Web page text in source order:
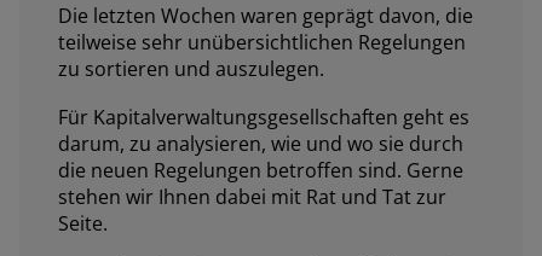
Die letzten Wochen waren geprägt davon, die
teilweise sehr unübersichtlichen Regelungen
zu sortieren und auszulegen.
Für Kapitalverwaltungsgesellschaften geht es
darum, zu analysieren, wie und wo sie durch
die neuen Regelungen betroffen sind. Gerne
stehen wir Ihnen dabei mit Rat und Tat zur
Seite.